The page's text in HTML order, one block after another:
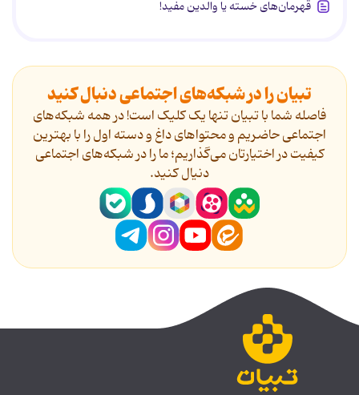
قهرمان‌های خسته یا والدین مفید!
تبیان را در شبکه‌های اجتماعی دنبال کنید
فاصله شما با تبیان تنها یک کلیک است! در همه شبکه‌های
اجتماعی حاضریم و محتواهای داغ و دسته اول را با بهترین
کیفیت در اختیارتان می‌گذاریم؛ ما را در شبکه‌های اجتماعی
دنیال کنید.